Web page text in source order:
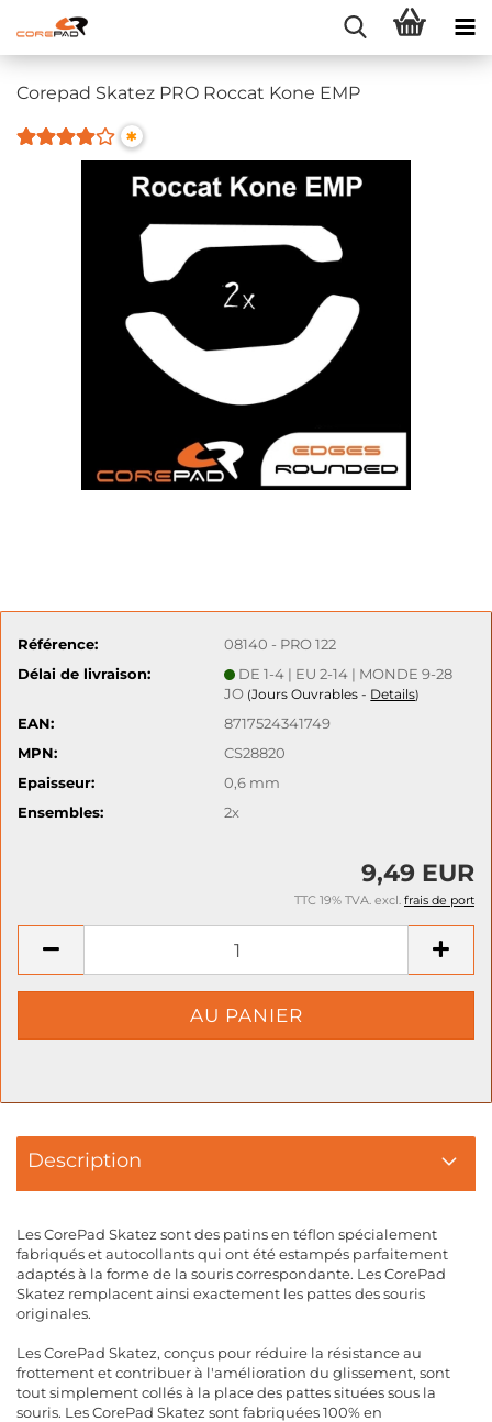
Corepad Skatez PRO Roccat Kone EMP
*
Référence:
08140 - PRO 122
Délai de livraison:
DE 1-4 | EU 2-14 | MONDE 9-28
JO (Jours Ouvrables - Details)
EAN:
8717524341749
MPN:
CS28820
Epaisseur:
0,6 mm
Ensembles:
2x
9,49 EUR
TTC 19% TVA. excl. frais de port
Description
Les CorePad Skatez sont des patins en téflon spécialement
fabriqués et autocollants qui ont été estampés parfaitement
adaptés à la forme de la souris correspondante. Les CorePad
Skatez remplacent ainsi exactement les pattes des souris
originales.
Les CorePad Skatez, conçus pour réduire la résistance au
frottement et contribuer à l'amélioration du glissement, sont
tout simplement collés à la place des pattes situées sous la
souris. Les CorePad Skatez sont fabriquées 100% en